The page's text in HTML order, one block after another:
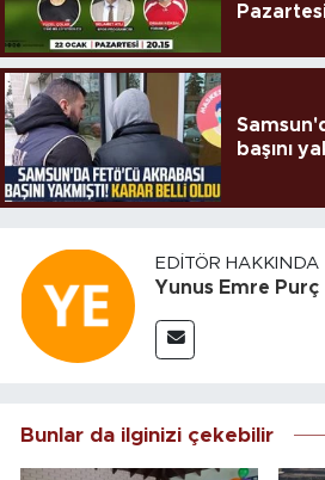
başını
EDITÖR HAKKINDA
Yunus Emre Purç
Bunlar da ilginizi çekebilir